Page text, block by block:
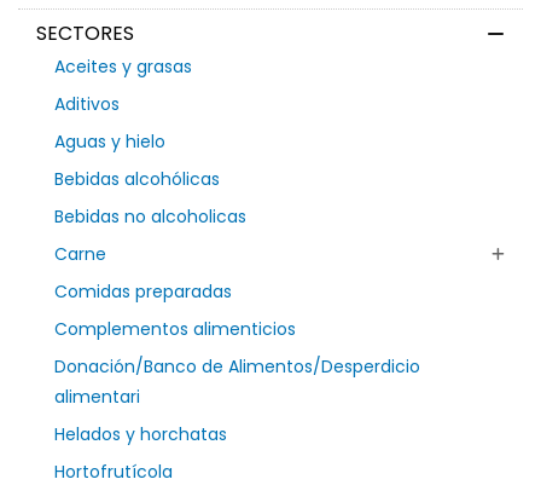
SECTORES
Aceites y grasas
Aditivos
Aguas y hielo
Bebidas alcohólicas
Bebidas no alcoholicas
Carne
Comidas preparadas
Complementos alimenticios
Donación/Banco de Alimentos/Desperdicio
alimentari
Helados y horchatas
Hortofrutícola